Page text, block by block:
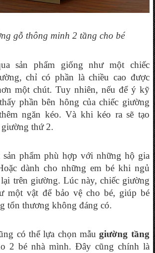
gỗ thông minh 2 tầng cho bé
sản phẩm giống như một chiếc
chỉ có phần là chiều cao được
một chút. Tuy nhiên, nếu để ý kỹ
phần bên hông của chiếc giường
ngăn kéo. Và khi kéo ra sẽ tạo
thứ 2.
phẩm phù hợp với những hộ gia
dành cho những em bé khi ngủ
trên giường. Lúc này, chiếc giường
một vật để bảo vệ cho bé, giúp bé
tổn thương không đáng có.
có thể lựa chọn mẫu giường tầng
2 bé nhà mình. Đây cũng chính là